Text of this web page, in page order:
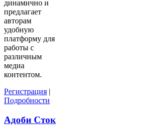
динамично и
предлагает
авторам
удобную
платформу для
работы с
различным
медиа
контентом.
Регистрация |
Подробности
Адоби Сток